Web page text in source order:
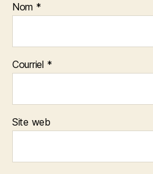
Nom *
Courriel *
Site web